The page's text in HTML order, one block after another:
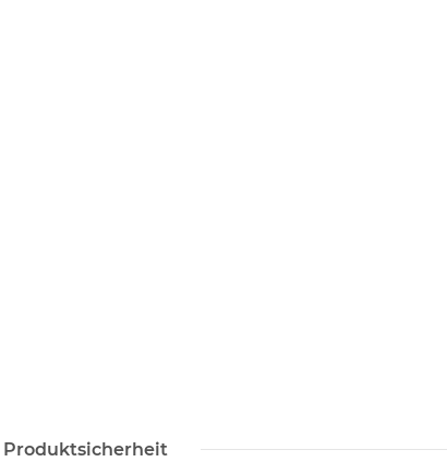
Produktsicherheit